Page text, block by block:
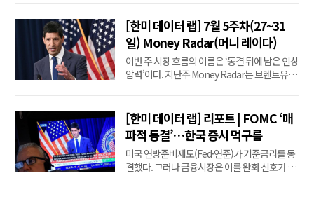
이 한국 반도체주를 다시 사들이는지, 개인의 레
버리지 투자가 시장 변동성을 얼마나 키우는지
를 물었다. 글로벌 시장의 답은 기술주 재매수였
다. LSEG 리...
[한미 데이터 랩] 7월 5주차(27~31
일) Money Radar(머니 레이다)
이번 주 시장 흐름의 이름은 ‘동결 뒤에 남은 인상
압력’이다. 지난주 Money Radar는 브렌트유가
시장위원회(FOMC)가 유가 상승을 추가 긴축 요
인으로 판단하는지, 미국 성장률과 물가가 어떤
조합을 만드는지를 물었다. 이번 주 시장의 답은
엇갈렸...
[한미 데이터 랩] 리포트 | FOMC ‘매
파적 동결’…한국 증시 먹구름
미국 연방준비제도(Fed·연준)가 기준금리를 동
결했다. 그러나 금융시장은 이를 완화 신호가 아